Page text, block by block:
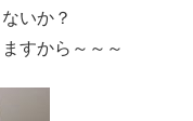
いか？
すから～～～